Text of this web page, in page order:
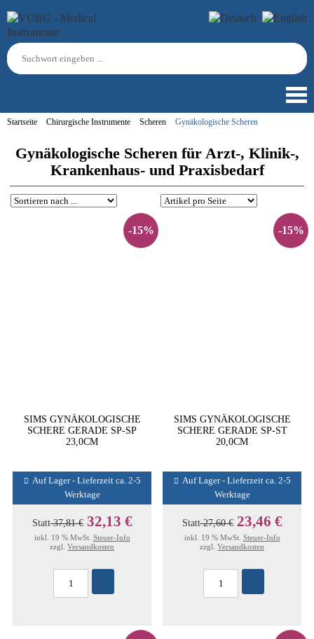
Startseite Chirurgische Instrumente Scheren Gynäkologische Scheren
Gynäkologische Scheren für Arzt-, Klinik-,
Krankenhaus- und Praxisbedarf
-15%
SIMS GYNÄKOLOGISCHE
SCHERE GERADE SP-SP
23,0CM
Auf Lager - Lieferzeit ca. 2-5
Werktage
Statt37,81 € 32,13 €
inkl. 19 % MwSt. Steuer-Info
zzgl. Versandkosten
-15%
SIMS GYNÄKOLOGISCHE
SCHERE GERADE SP-ST
20,0CM
Auf Lager - Lieferzeit ca. 2-5
Werktage
Statt27,60 € 23,46 €
inkl. 19 % MwSt. Steuer-Info
zzgl. Versandkosten